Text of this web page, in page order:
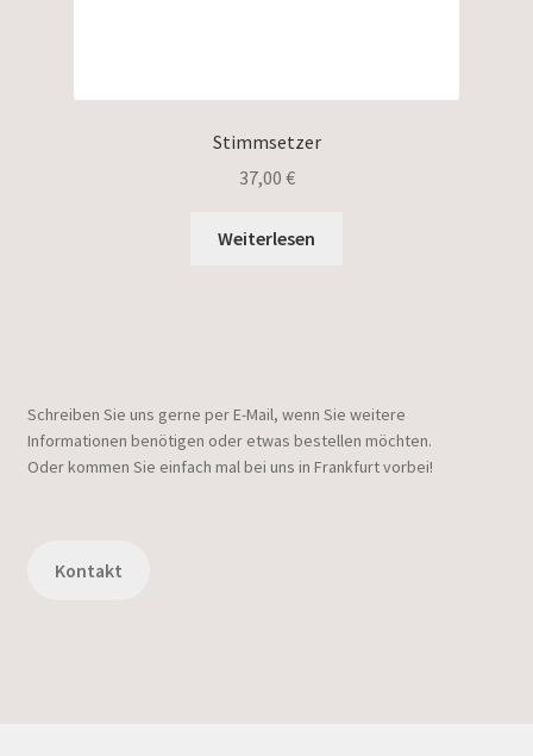
Stimmsetzer
37,00 €
Weiterlesen
Schreiben Sie uns gerne per E-Mail, wenn Sie weitere
Informationen benötigen oder etwas bestellen möchten.
Oder kommen Sie einfach mal bei uns in Frankfurt vorbei!
Kontakt